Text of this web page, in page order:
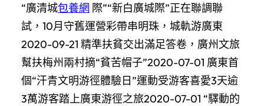
“廣清城包養網 際”“新白廣城際”正在聯調聯
試，10月守舊運營彩帶串明珠，城軌游廣東
2020-09-21 精準扶貧交出滿足答卷，廣州文旅
幫扶梅州兩村摘“貧苦帽子”2020-07-01 廣東首
個“汗青文明游徑體驗日”運動受游客喜愛3天逾
3萬游客踏上廣東游徑之旅2020-07-01 “驛動的